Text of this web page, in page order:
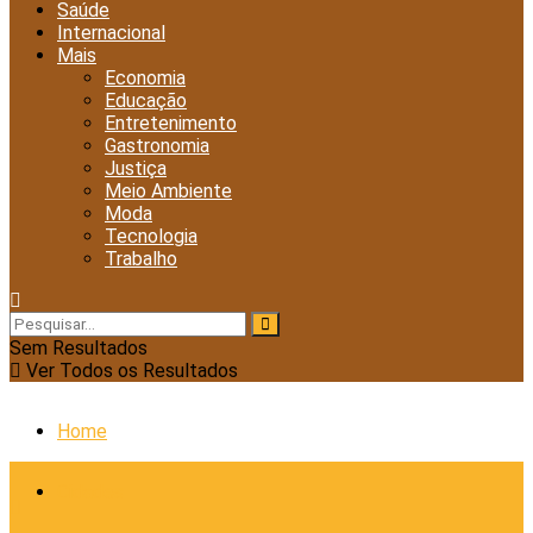
Saúde
Internacional
Mais
Economia
Educação
Entretenimento
Gastronomia
Justiça
Meio Ambiente
Moda
Tecnologia
Trabalho
Sem Resultados
Ver Todos os Resultados
Home